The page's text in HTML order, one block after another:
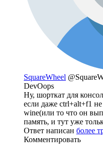
SquareWheel
DevOops
Ну, шорткат для
если даже ctrl+alt+f1 не
wine(или то что он
память, и тут уже
Ответ написан более
Комментировать